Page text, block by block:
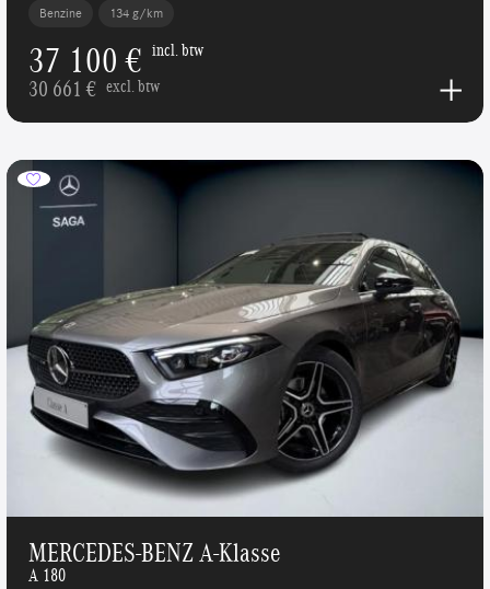
Benzine 134 g/km
37 100 € incl. btw
30 661 € excl. btw
MERCEDES-BENZ A-Klasse
A 180